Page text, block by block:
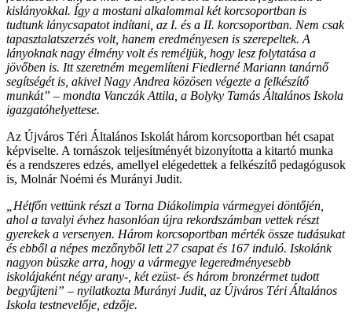
kislányokkal. Így a mostani alkalommal két korcsoportban is
tudtunk lánycsapatot indítani, az I. és a II. korcsoportban. Nem csak
tapasztalatszerzés volt, hanem eredményesen is szerepeltek. A
lányoknak nagy élmény volt és reméljük, hogy lesz folytatása a
jövőben is. Itt szeretném megemlíteni Fiedlerné Mariann tanárnő
segítségét is, akivel Nagy Andrea közösen végezte a felkészítő
munkát” – mondta Vanczák Attila, a Bolyky Tamás Általános Iskola
igazgatóhelyettese.
Az Újváros Téri Általános Iskolát három korcsoportban hét csapat
képviselte. A tornászok teljesítményét bizonyította a kitartó munka
és a rendszeres edzés, amellyel elégedettek a felkészítő pedagógusok
is, Molnár Noémi és Murányi Judit.
„Hétfőn vettünk részt a Torna Diákolimpia vármegyei döntőjén,
ahol a tavalyi évhez hasonlóan újra rekordszámban vettek részt
gyerekek a versenyen. Három korcsoportban mérték össze tudásukat
és ebből a népes mezőnyből lett 27 csapat és 167 induló. Iskolánk
nagyon büszke arra, hogy a vármegye legeredményesebb
iskolájaként négy arany-, két ezüst- és három bronzérmet tudott
begyűjteni” – nyilatkozta Murányi Judit, az Újváros Téri Általános
Iskola testnevelője, edzője.